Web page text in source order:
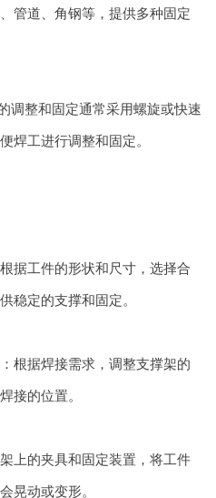
管道、角钢等，提供多种固定
整和固定通常采用螺旋或快速
焊工进行调整和固定。
工件的形状和尺寸，选择合
稳定的支撑和固定。
据焊接需求，调整支撑架的
接的位置。
的夹具和固定装置，将工件
晃动或变形。